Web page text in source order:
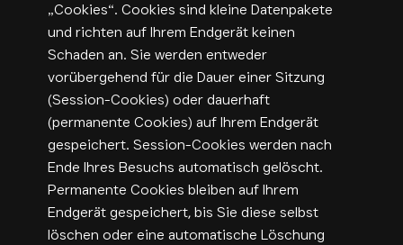
„Cookies“. Cookies sind kleine Datenpakete
und richten auf Ihrem Endgerät keinen
Schaden an. Sie werden entweder
vorübergehend für die Dauer einer Sitzung
(Session-Cookies) oder dauerhaft
(permanente Cookies) auf Ihrem Endgerät
gespeichert. Session-Cookies werden nach
Ende Ihres Besuchs automatisch gelöscht.
Permanente Cookies bleiben auf Ihrem
Endgerät gespeichert, bis Sie diese selbst
löschen oder eine automatische Löschung